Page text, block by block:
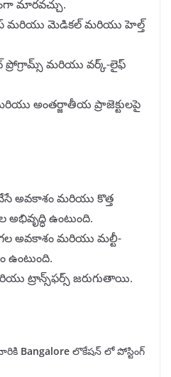
మారవచ్చు.
మరియు మెడికల్ మరియు హెల్త్
ప్రోగ్రామ్స్ మరియు వర్క్-లైఫ్
అంతర్జాతీయ ప్రాజెక్టులపై
అవకాశం మరియు కొత్త
ఉంటుంది.
అవకాశం మరియు మల్టీ-
ఉంటుంది.
ట్రాన్స్‌ఫర్స్ జరుగుతాయి.
Bangalore లొకేషన్ లో పోస్టింగ్